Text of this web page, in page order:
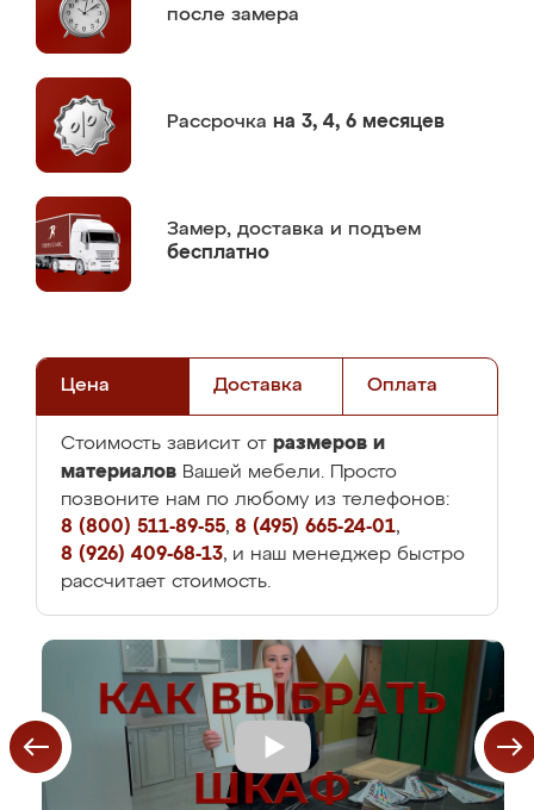
после замера
Рассрочка на 3, 4, 6 месяцев
Замер, доставка и подъем
бесплатно
Цена Доставка Оплата
Стоимость зависит от размеров и
материалов Вашей мебели. Просто
позвоните нам по любому из телефонов:
8 (800) 511-89-55, 8 (495) 665-24-01,
8 (926) 409-68-13, и наш менеджер быстро
рассчитает стоимость.